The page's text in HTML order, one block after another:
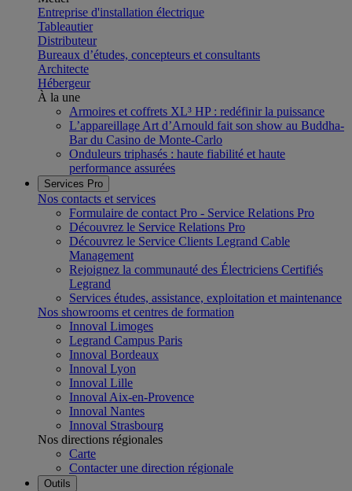
Entreprise d'installation électrique
Tableautier
Distributeur
Bureaux d’études, concepteurs et consultants
Architecte
Hébergeur
À la une
Armoires et coffrets XL³ HP : redéfinir la puissance
L’appareillage Art d’Arnould fait son show au Buddha-
Bar du Casino de Monte-Carlo
Onduleurs triphasés : haute fiabilité et haute
performance assurées
Services Pro
Nos contacts et services
Formulaire de contact Pro - Service Relations Pro
Découvrez le Service Relations Pro
Découvrez le Service Clients Legrand Cable
Management
Rejoignez la communauté des Électriciens Certifiés
Legrand
Services études, assistance, exploitation et maintenance
Nos showrooms et centres de formation
Innoval Limoges
Legrand Campus Paris
Innoval Bordeaux
Innoval Lyon
Innoval Lille
Innoval Aix-en-Provence
Innoval Nantes
Innoval Strasbourg
Nos directions régionales
Carte
Contacter une direction régionale
Outils